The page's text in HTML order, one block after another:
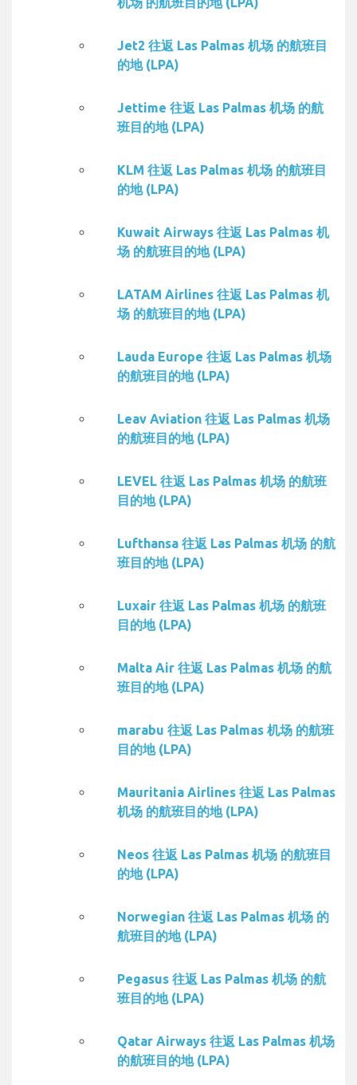
Jet2 往返 Las Palmas 机场 的航班目
的地 (LPA)
Jettime 往返 Las Palmas 机场 的航
班目的地 (LPA)
KLM 往返 Las Palmas 机场 的航班目
的地 (LPA)
Kuwait Airways 往返 Las Palmas 机
场 的航班目的地 (LPA)
LATAM Airlines 往返 Las Palmas 机
场 的航班目的地 (LPA)
Lauda Europe 往返 Las Palmas 机场
的航班目的地 (LPA)
Leav Aviation 往返 Las Palmas 机场
的航班目的地 (LPA)
LEVEL 往返 Las Palmas 机场 的航班
目的地 (LPA)
Lufthansa 往返 Las Palmas 机场 的航
班目的地 (LPA)
Luxair 往返 Las Palmas 机场 的航班
目的地 (LPA)
Malta Air 往返 Las Palmas 机场 的航
班目的地 (LPA)
marabu 往返 Las Palmas 机场 的航班
目的地 (LPA)
Mauritania Airlines 往返 Las Palmas
机场 的航班目的地 (LPA)
Neos 往返 Las Palmas 机场 的航班目
的地 (LPA)
Norwegian 往返 Las Palmas 机场 的
航班目的地 (LPA)
Pegasus 往返 Las Palmas 机场 的航
班目的地 (LPA)
Qatar Airways 往返 Las Palmas 机场
的航班目的地 (LPA)